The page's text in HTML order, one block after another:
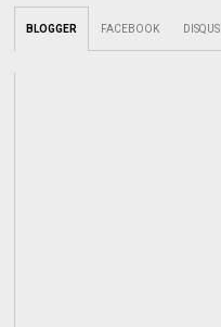
BLOGGER FACEBOOK DISQUS